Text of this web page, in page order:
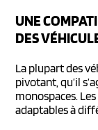
UNE
DES
La plupart des
pivotant, qu’il
monospaces.
adaptables à